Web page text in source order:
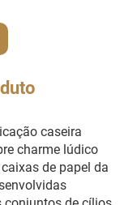
caseira
charme lúdico
de papel da